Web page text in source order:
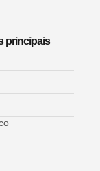
principais